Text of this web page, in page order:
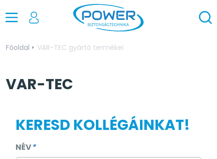
Főoldal VAR-TEC gyártó termékei
VAR-TEC
KERESD KOLLÉGÁINKAT!
NÉV*